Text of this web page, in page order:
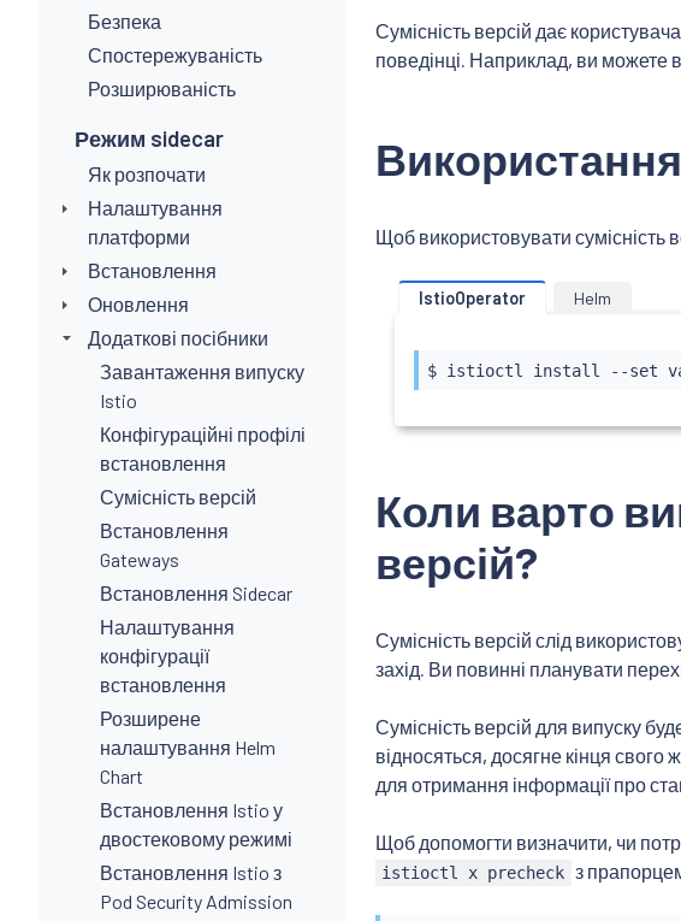
Безпека
Спостережуваність
Розширюваність
Режим sidecar
Як розпочати
Налаштування
платформи
Встановлення
Оновлення
Додаткові посібники
Завантаження випуску
Istio
Конфігураційні профілі
встановлення
Сумісність версій
Встановлення
Gateways
Встановлення Sidecar
Налаштування
конфігурації
встановлення
Розширене
налаштування Helm
Chart
Встановлення Istio у
двостековому режимі
Встановлення Istio з
Pod Security Admission
Сумісність версій дає
поведінці. Наприклад, ви можете
Використання
Щоб використовувати сумісність
IstioOperator Helm
$ istioctl install --set
Коли варто
версій?
Сумісність версій слід
захід. Ви повинні планувати
Сумісність версій для випуску
відносяться, досягне кінця свого
для отримання інформації про
Щоб допомогти визначити, чи
istioctl x precheck з